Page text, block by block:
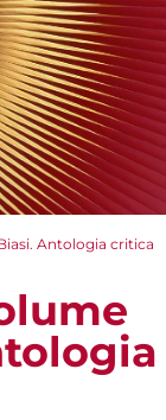
Antologia critica